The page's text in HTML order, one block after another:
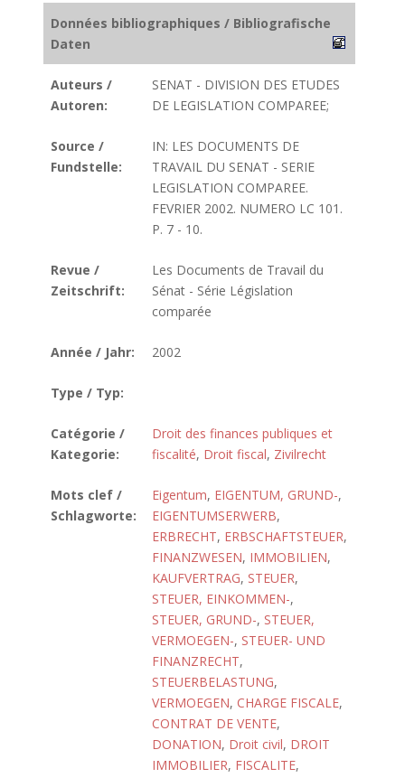
Données bibliographiques / Bibliografische
Daten
Auteurs /
Autoren:
SENAT - DIVISION DES ETUDES
DE LEGISLATION COMPAREE;
Source /
Fundstelle:
IN: LES DOCUMENTS DE
TRAVAIL DU SENAT - SERIE
LEGISLATION COMPAREE.
FEVRIER 2002. NUMERO LC 101.
P. 7 - 10.
Revue /
Zeitschrift:
Les Documents de Travail du
Sénat - Série Législation
comparée
Année / Jahr: 2002
Type / Typ:
Catégorie /
Kategorie:
Droit des finances publiques et
fiscalité, Droit fiscal, Zivilrecht
Mots clef /
Schlagworte:
Eigentum, EIGENTUM, GRUND-,
EIGENTUMSERWERB,
ERBRECHT, ERBSCHAFTSTEUER,
FINANZWESEN, IMMOBILIEN,
KAUFVERTRAG, STEUER,
STEUER, EINKOMMEN-,
STEUER, GRUND-, STEUER,
VERMOEGEN-, STEUER- UND
FINANZRECHT,
STEUERBELASTUNG,
VERMOEGEN, CHARGE FISCALE,
CONTRAT DE VENTE,
DONATION, Droit civil, DROIT
IMMOBILIER, FISCALITE,